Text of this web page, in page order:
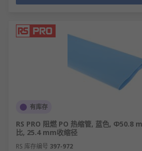
有库存
RS PRO 阻燃 PO 热缩管, 蓝色, Φ50.8
比, 25.4 mm收缩径
RS 库存编号 397-972